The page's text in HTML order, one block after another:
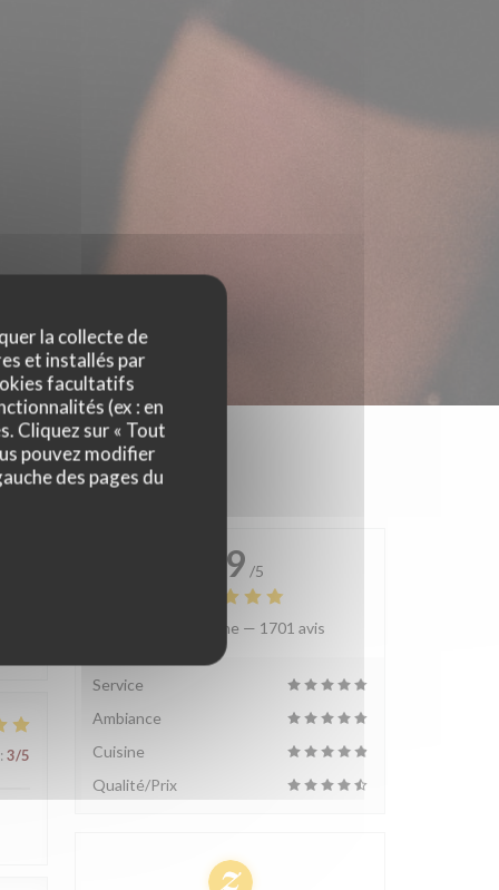
la collecte de
et installés par
facultatifs
(ex : en
Cliquez sur « Tout
pouvez modifier
des pages du
: 3/5
4.9 /5
Note moyenne — 1701 avis
Service
Ambiance
Cuisine
Qualité/Prix